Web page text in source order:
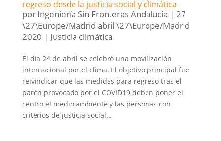
regreso desde la justicia social y climática
por Ingeniería Sin Fronteras Andalucía | 27
\27\Europe/Madrid abril \27\Europe/Madrid
2020 | Justicia climática
El día 24 de abril se celebró una movilización
internacional por el clima. El objetivo principal fue
reivindicar que las medidas para regreso tras el
parón provocado por el COVID19 deben poner el
centro el medio ambiente y las personas con
criterios de justicia social...